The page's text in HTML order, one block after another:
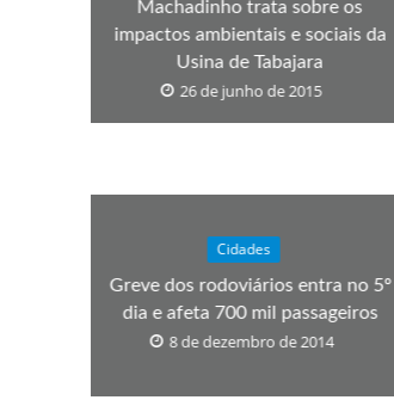
Machadinho trata sobre os
impactos ambientais e sociais da
Usina de Tabajara
26 de junho de 2015
Cidades
Greve dos rodoviários entra no 5º
dia e afeta 700 mil passageiros
8 de dezembro de 2014